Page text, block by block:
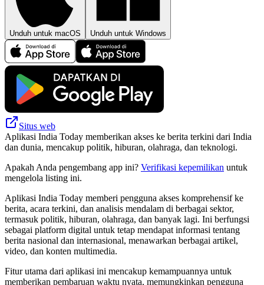
Unduh untuk macOS Unduh untuk Windows
Situs web
Aplikasi India Today memberikan akses ke berita terkini dari India
dan dunia, mencakup politik, hiburan, olahraga, dan teknologi.
Apakah Anda pengembang app ini? Verifikasi kepemilikan untuk
mengelola listing ini.
Aplikasi India Today memberi pengguna akses komprehensif ke
berita, acara terkini, dan analisis mendalam di berbagai sektor,
termasuk politik, hiburan, olahraga, dan banyak lagi. Ini berfungsi
sebagai platform digital untuk tetap mendapat informasi tentang
berita nasional dan internasional, menawarkan berbagai artikel,
video, dan konten multimedia.
Fitur utama dari aplikasi ini mencakup kemampuannya untuk
memberikan pembaruan waktu nyata, memungkinkan pengguna